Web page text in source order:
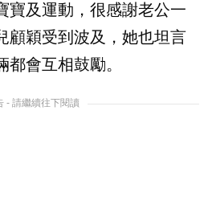
寶及運動，很感謝老公一
顧穎受到波及，她也坦言
會互相鼓勵。
- 請繼續往下閱讀